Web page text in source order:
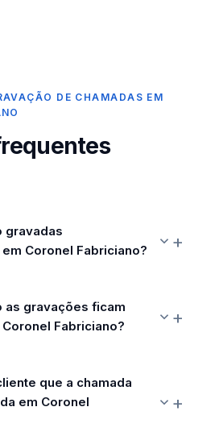
DE CHAMADAS EM
gravadas
Coronel Fabriciano?
as gravações ficam
Fabriciano?
que a chamada
em Coronel